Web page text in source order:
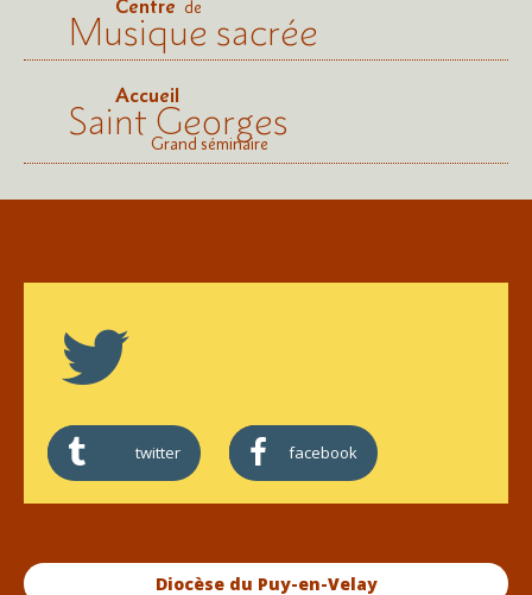
Centre de
Musique sacrée
Accueil
Saint Georges
Grand séminaire
twitter facebook
Diocèse du Puy-en-Velay